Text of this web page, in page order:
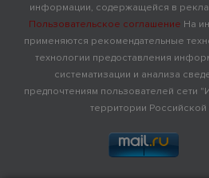
информации, содержащейся в
Пользовательское соглашение На
применяются рекомендательные
технологии предоставления
систематизации и анализа
предпочтениям пользователей сети
территории